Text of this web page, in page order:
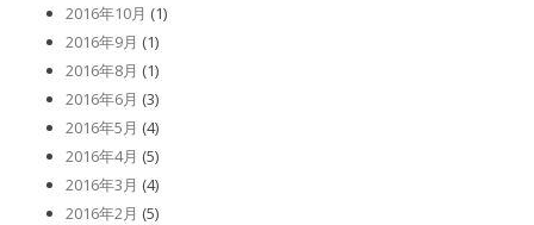
2016年10月 (1)
2016年9月 (1)
2016年8月 (1)
2016年6月 (3)
2016年5月 (4)
2016年4月 (5)
2016年3月 (4)
2016年2月 (5)